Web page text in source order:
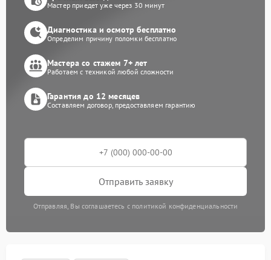
Мастер приедет уже через 30 минут
Диагностика и осмотр бесплатно
Определим причину поломки бесплатно
Мастера со стажем 7+ лет
Работаем с техникой любой сложности
Гарантия до 12 месяцев
Составляем договор, предоставляем гарантию
Отправить заявку
Отправляя, Вы соглашаетесь с политикой конфиденциальности